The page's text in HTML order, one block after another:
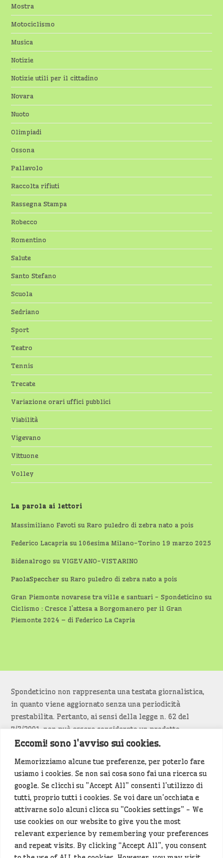
Eccomi! sono l'avviso sui cookies.
Memorizziamo alcune tue preferenze, per poterlo fare
usiamo i cookies. Se non sai cosa sono fai una ricerca su
google. Se clicchi su "Accept All" consenti l'utilizzo di
tutti, proprio tutti i cookies. Se voi dare un'occhiata e
attivarne solo alcuni clicca su "Cookies settings" - We
use cookies on our website to give you the most
relevant experience by remembering your preferences
and repeat visits. By clicking “Accept All”, you consent
Mostra
Motociclismo
Musica
Notizie
Notizie utili per il cittadino
Novara
Nuoto
Olimpiadi
Ossona
Pallavolo
Raccolta rifiuti
Rassegna Stampa
Robecco
Romentino
Salute
Santo Stefano
Scuola
Sedriano
Sport
Teatro
Tennis
Trecate
Variazione orari uffici pubblici
Viabilità
Vigevano
Vittuone
Volley
La parola ai lettori
Massimiliano Favoti suRaro puledro di zebra nato a pois
Federico Lacapria su 106esima Milano-Torino 19 marzo 2025
Bidenalrogo su VIGEVANO-VISTARINO
PaolaSpeccher suRaro puledro di zebra nato a pois
Gran Piemonte novarese tra ville e santuari - Spondeticino su
Ciclismo : Cresce l’attesa a Borgomanero per il Gran
Piemonte 2024 – di Federico La Capria
Spondeticino non rappresenta una testata giornalistica,
in quanto viene aggiornato senza una periodicità
prestabilita. Pertanto, ai sensi della legge n. 62 del
7/3/2001, non può essere considerato un prodotto
editoriale.
Siamo attenti a non violare copyright e diritti
d’immagine. Se un contenuto è di tua proprietà e vuoi
richiederne la rimozionediccelo(<- clicca per inviarci un
messaggio).
Alcuni articoli sono generati in bozza rielaborando, con
l'intelligenza artificiale generativa, contenuti
provenienti da fonti istituzionali e altri siti di interesse